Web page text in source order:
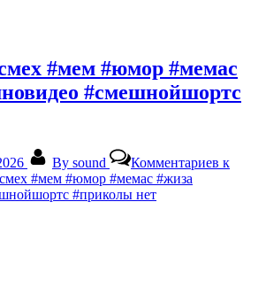
#мем #юмор #мемас
#смешнойшортс
By sound Комментариев к
#мем #юмор #мемас #жиза
#приколы нет